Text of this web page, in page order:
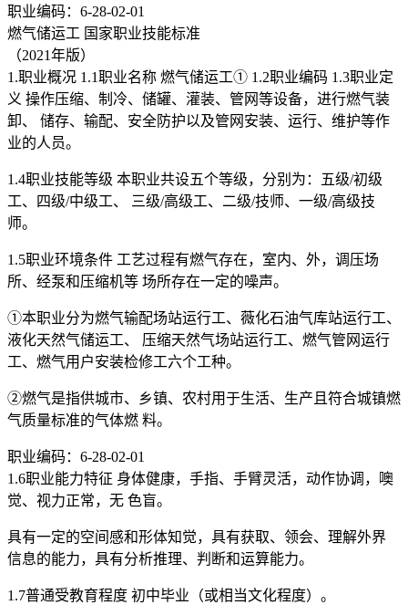
职业编码：6-28-02-01
燃气储运工 国家职业技能标准
（2021年版）
1.职业概况 1.1职业名称 燃气储运工① 1.2职业编码 1.3职业定
义 操作压缩、制冷、储罐、灌装、管网等设备，进行燃气装
卸、 储存、输配、安全防护以及管网安装、运行、维护等作
业的人员。
1.4职业技能等级 本职业共设五个等级，分别为：五级/初级
工、四级/中级工、 三级/高级工、二级/技师、一级/高级技
师。
1.5职业环境条件 工艺过程有燃气存在，室内、外，调压场
所、经泵和压缩机等 场所存在一定的噪声。
①本职业分为燃气输配场站运行工、薇化石油气库站运行工、
液化天然气储运工、 压缩天然气场站运行工、燃气管网运行
工、燃气用户安装检修工六个工种。
②燃气是指供城市、乡镇、农村用于生活、生产且符合城镇燃
气质量标准的气体燃 料。
职业编码：6-28-02-01
1.6职业能力特征 身体健康，手指、手臂灵活，动作协调，噢
觉、视力正常，无 色盲。
具有一定的空间感和形体知觉，具有获取、领会、理解外界
信息的能力，具有分析推理、判断和运算能力。
1.7普通受教育程度 初中毕业（或相当文化程度）。